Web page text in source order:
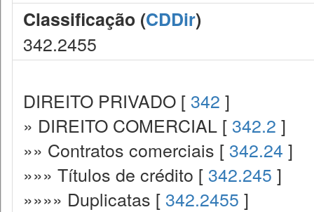
Classificação (CDDir)
342.2455
DIREITO PRIVADO [ 342 ]
» DIREITO COMERCIAL [ 342.2 ]
»» Contratos comerciais [ 342.24 ]
»»» Títulos de crédito [ 342.245 ]
»»»» Duplicatas [ 342.2455 ]